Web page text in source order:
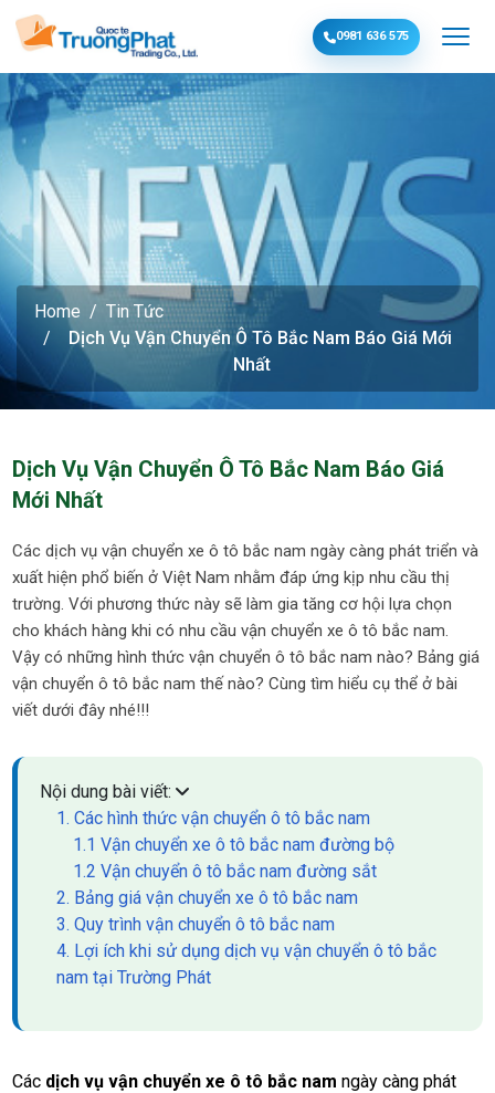
0981 636 575
Home
Tin Tức
Dịch Vụ Vận Chuyển Ô Tô Bắc Nam Báo Giá Mới
Nhất
Dịch Vụ Vận Chuyển Ô Tô Bắc Nam Báo Giá
Mới Nhất
Các dịch vụ vận chuyển xe ô tô bắc nam ngày càng phát triển và
xuất hiện phổ biến ở Việt Nam nhằm đáp ứng kịp nhu cầu thị
trường. Với phương thức này sẽ làm gia tăng cơ hội lựa chọn
cho khách hàng khi có nhu cầu vận chuyển xe ô tô bắc nam.
Vậy có những hình thức vận chuyển ô tô bắc nam nào? Bảng giá
vận chuyển ô tô bắc nam thế nào? Cùng tìm hiểu cụ thể ở bài
viết dưới đây nhé!!!
Nội dung bài viết:
1. Các hình thức vận chuyển ô tô bắc nam
1.1 Vận chuyển xe ô tô bắc nam đường bộ
1.2 Vận chuyển ô tô bắc nam đường sắt
2. Bảng giá vận chuyển xe ô tô bắc nam
3. Quy trình vận chuyển ô tô bắc nam
4. Lợi ích khi sử dụng dịch vụ vận chuyển ô tô bắc
nam tại Trường Phát
Các dịch vụ vận chuyển xe ô tô bắc nam ngày càng phát